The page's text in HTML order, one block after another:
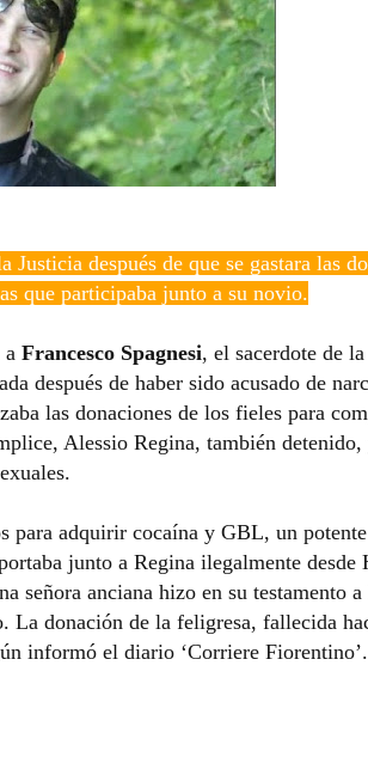
después de que se gastara las
que participaba junto a su novio.
Francesco Spagnesi, el sacerdote de
después de haber sido acusado de
las donaciones de los fieles para
Alessio Regina, también detenido,
para adquirir cocaína y GBL, un
junto a Regina ilegalmente desde
señora anciana hizo en su testamento
La donación de la feligresa, fallecida
informó el diario ‘Corriere Fiorentino’.